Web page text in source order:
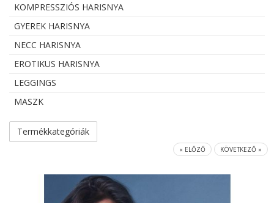
KOMPRESSZIÓS HARISNYA
GYEREK HARISNYA
NECC HARISNYA
EROTIKUS HARISNYA
LEGGINGS
MASZK
Termékkategóriák
« ELŐZŐ KÖVETKEZŐ »